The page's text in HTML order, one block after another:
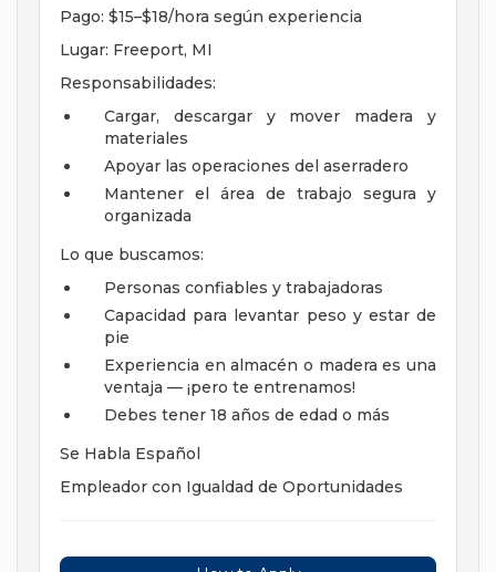
Pago: $15–$18/hora según experiencia
Lugar: Freeport, MI
Responsabilidades:
Cargar, descargar y mover madera y
materiales
Apoyar las operaciones del aserradero
Mantener el área de trabajo segura y
organizada
Lo que buscamos:
Personas confiables y trabajadoras
Capacidad para levantar peso y estar de
pie
Experiencia en almacén o madera es una
ventaja — ¡pero te entrenamos!
Debes tener 18 años de edad o más
Se Habla Español
Empleador con Igualdad de Oportunidades